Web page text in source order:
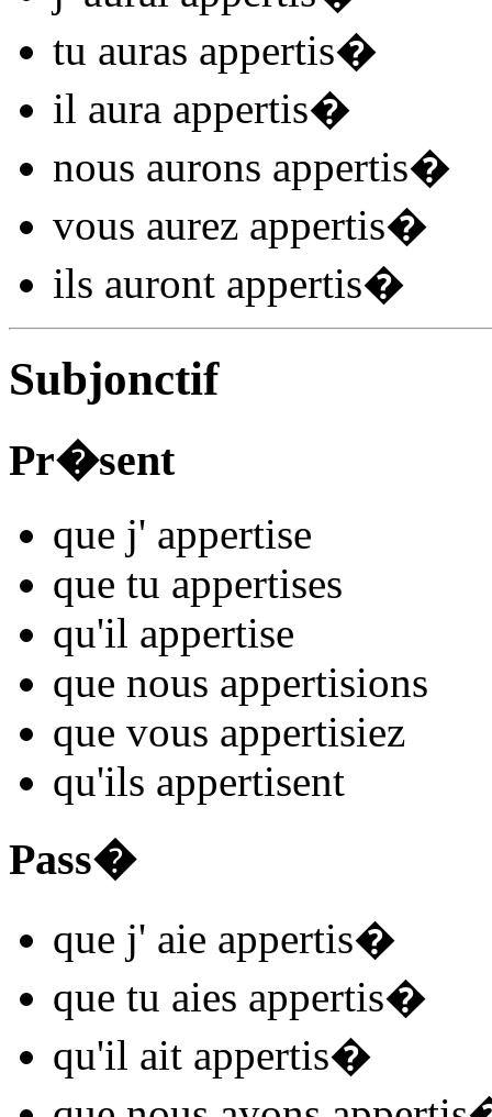
tu auras appertis�
il aura appertis�
nous aurons appertis�
vous aurez appertis�
ils auront appertis�
Subjonctif
Pr�sent
que j' appertise
que tu appertises
qu'il appertise
que nous appertisions
que vous appertisiez
qu'ils appertisent
Pass�
que j' aie appertis�
que tu aies appertis�
qu'il ait appertis�